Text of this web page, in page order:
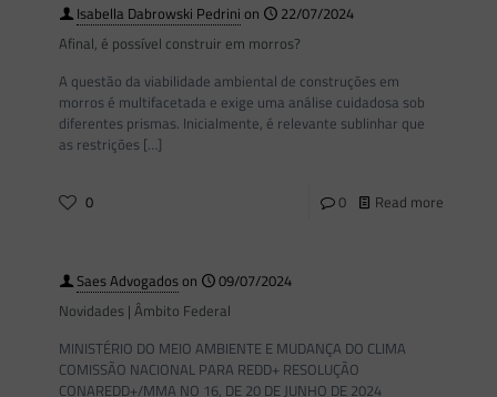
Isabella Dabrowski Pedrini on
22/07/2024
Afinal, é possível construir em morros?
A questão da viabilidade ambiental de construções em
morros é multifacetada e exige uma análise cuidadosa sob
diferentes prismas. Inicialmente, é relevante sublinhar que
as restrições […]
0 0 Read more
Saes Advogadoson
09/07/2024
Novidades | Âmbito Federal
MINISTÉRIO DO MEIO AMBIENTE E MUDANÇA DO CLIMA
COMISSÃO NACIONAL PARA REDD+ RESOLUÇÃO
CONAREDD+/MMA NO 16, DE 20 DE JUNHO DE 2024